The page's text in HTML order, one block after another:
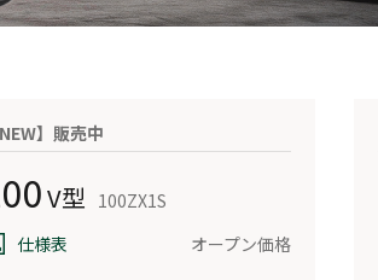
NEW】販売中
V型 100ZX1S
仕様表
オープン価格